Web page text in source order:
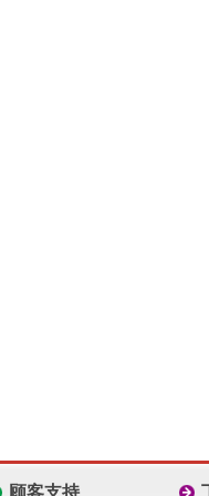
顾客支持